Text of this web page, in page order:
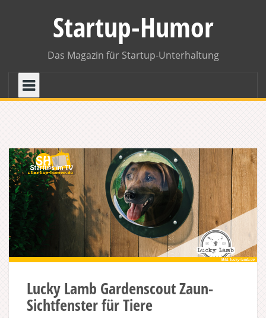
Startup-Humor
Das Magazin für Startup-Unterhaltung
Lucky Lamb Gardenscout Zaun-
Sichtfenster für Tiere